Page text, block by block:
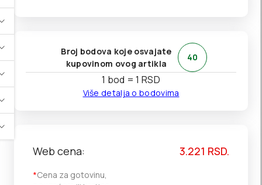
Broj bodova koje osvajate
kupovinom ovog artikla
40
1 bod = 1 RSD
Više detalja o bodovima
Web cena:
*Cena za gotovinu,
3.221 RSD.